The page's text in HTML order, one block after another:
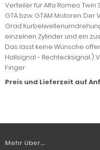
Verteiler für Alfa Romeo
GTA bzw. GTAM Motoren.
Grad
einzelnen Zylinder und ein
Das lässt keine Wünsche
Hallsignal - Rechtecksignal )
Finger
Preis und Lieferzeit auf
Mehr über...